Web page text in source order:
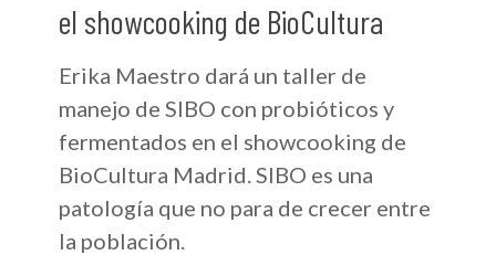
el showcooking de BioCultura
Erika Maestro dará un taller de
manejo de SIBO con probióticos y
fermentados en el showcooking de
BioCultura Madrid. SIBO es una
patología que no para de crecer entre
la población.